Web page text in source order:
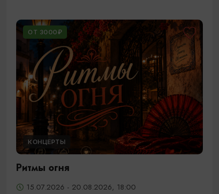
ОТ 3000₽
КОНЦЕРТЫ
Ритмы огня
15.07.2026 - 20.08.2026, 18:00